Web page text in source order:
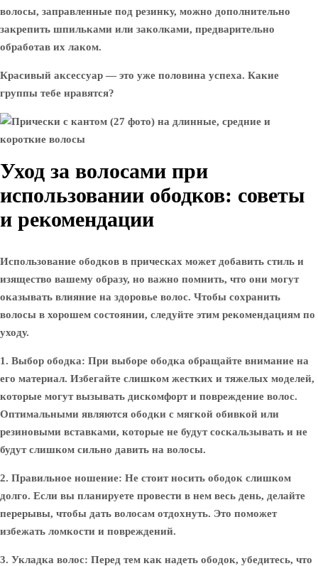
волосы, заправленные под резинку, можно дополнительно
закрепить шпильками или заколками, предварительно
обработав их лаком.
Красивый аксессуар — это уже половина успеха. Какие
группы тебе нравятся?
Уход за волосами при
использовании ободков: советы
и рекомендации
Использование ободков в прическах может добавить стиль и
изящество вашему образу, но важно помнить, что они могут
оказывать влияние на здоровье волос. Чтобы сохранить
волосы в хорошем состоянии, следуйте этим рекомендациям по
уходу.
1. Выбор ободка: При выборе ободка обращайте внимание на
его материал. Избегайте слишком жестких и тяжелых моделей,
которые могут вызывать дискомфорт и повреждение волос.
Оптимальными являются ободки с мягкой обивкой или
резиновыми вставками, которые не будут соскальзывать и не
будут слишком сильно давить на волосы.
2. Правильное ношение: Не стоит носить ободок слишком
долго. Если вы планируете провести в нем весь день, делайте
перерывы, чтобы дать волосам отдохнуть. Это поможет
избежать ломкости и повреждений.
3. Укладка волос: Перед тем как надеть ободок, убедитесь, что